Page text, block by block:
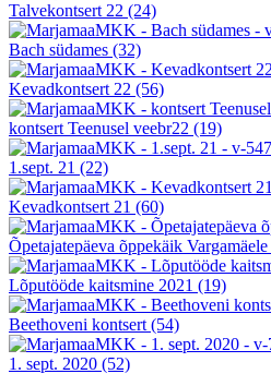
Talvekontsert 22 (24)
Bach südames (32)
Kevadkontsert 22 (56)
kontsert Teenusel veebr22 (19)
1.sept. 21 (22)
Kevadkontsert 21 (60)
Õpetajatepäeva õppekäik Vargamäele
Lõputööde kaitsmine 2021 (19)
Beethoveni kontsert (54)
1. sept. 2020 (52)